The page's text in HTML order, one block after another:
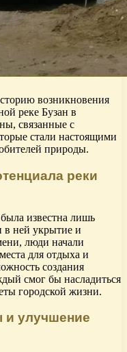
возникновения
реке Бузан в
связанные с
стали настоящими
природы.
реки
известна лишь
в ней укрытие и
люди начали
для отдыха и
создания
смог бы насладиться
городской жизни.
и улучшение